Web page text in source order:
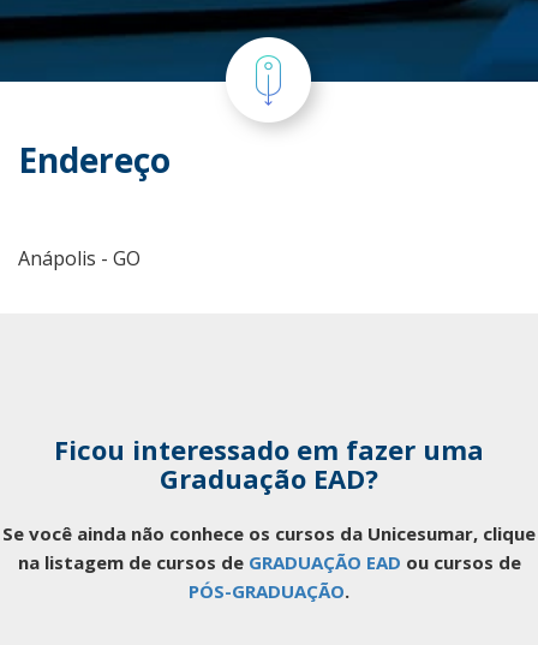
Endereço
Anápolis - GO
Ficou interessado em fazer uma
Graduação EAD?
Se você ainda não conhece os cursos da Unicesumar, clique
na listagem de cursos de GRADUAÇÃO EAD ou cursos de
PÓS-GRADUAÇÃO.